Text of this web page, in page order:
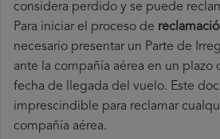
considera perdido y se puede
Para iniciar el proceso de
necesario presentar un Parte de
ante la compañía aérea en un plazo
fecha de llegada del vuelo. Este
imprescindible para reclamar
compañía aérea.